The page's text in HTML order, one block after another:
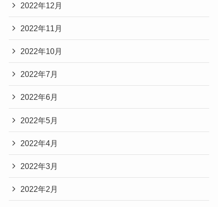
2022年12月
2022年11月
2022年10月
2022年7月
2022年6月
2022年5月
2022年4月
2022年3月
2022年2月